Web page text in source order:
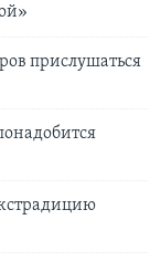
прислушаться